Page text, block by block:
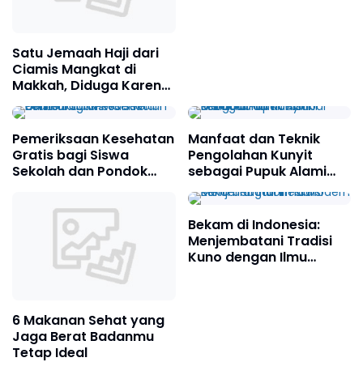
Satu Jemaah Haji dari
Ciamis Mangkat di
Makkah, Diduga Karena
Serangan Jantung
Pemeriksaan Kesehatan
Gratis bagi Siswa
Sekolah dan Pondok
Manfaat dan Teknik
Pengolahan Kunyit
sebagai Pupuk Alami
untuk Tanaman subur
6 Makanan Sehat yang
Jaga Berat Badanmu
Tetap Ideal
Bekam di Indonesia:
Menjembatani Tradisi
Kuno dengan Ilmu